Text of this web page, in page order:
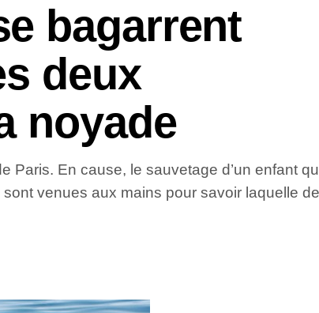
bagarrent
deux
noyade
En cause, le sauvetage d’un enfant
venues aux mains pour savoir laquelle